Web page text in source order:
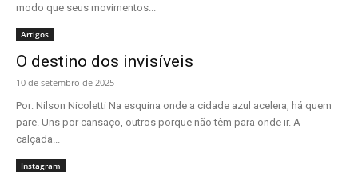
modo que seus movimentos...
Artigos
O destino dos invisíveis
10 de setembro de 2025
Por: Nilson Nicoletti Na esquina onde a cidade azul acelera, há quem
pare. Uns por cansaço, outros porque não têm para onde ir. A
calçada...
Instagram